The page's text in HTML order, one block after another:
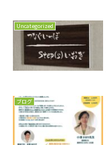
Uncategorized
ブログ